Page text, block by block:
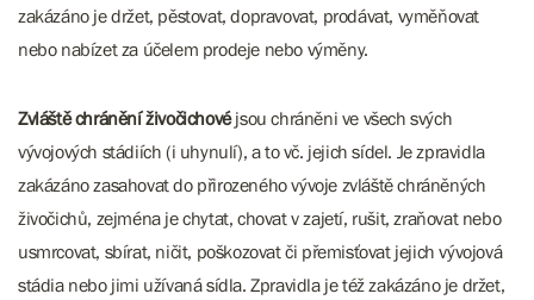
zakázáno je držet, pěstovat, dopravovat, prodávat, vyměňovat
nebo nabízet za účelem prodeje nebo výměny.
Zvláště chránění živočichovéjsou chráněni ve všech svých
vývojových stádiích (i uhynulí), a to vč. jejich sídel. Je zpravidla
zakázáno zasahovat do přirozeného vývoje zvláště chráněných
živočichů, zejména je chytat, chovat v zajetí, rušit, zraňovat nebo
usmrcovat, sbírat, ničit, poškozovat či přemisťovat jejich vývojová
stádia nebo jimi užívaná sídla. Zpravidla je též zakázáno je držet,